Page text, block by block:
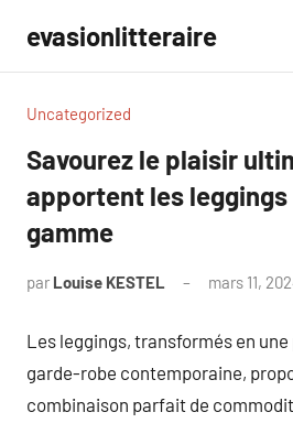
contenu
evasionlitteraire
Uncategorized
Savourez le plaisir
apportent les
gamme
par Louise KESTEL mars 11,
Les leggings, transformés en
garde-robe contemporaine,
combinaison parfait de